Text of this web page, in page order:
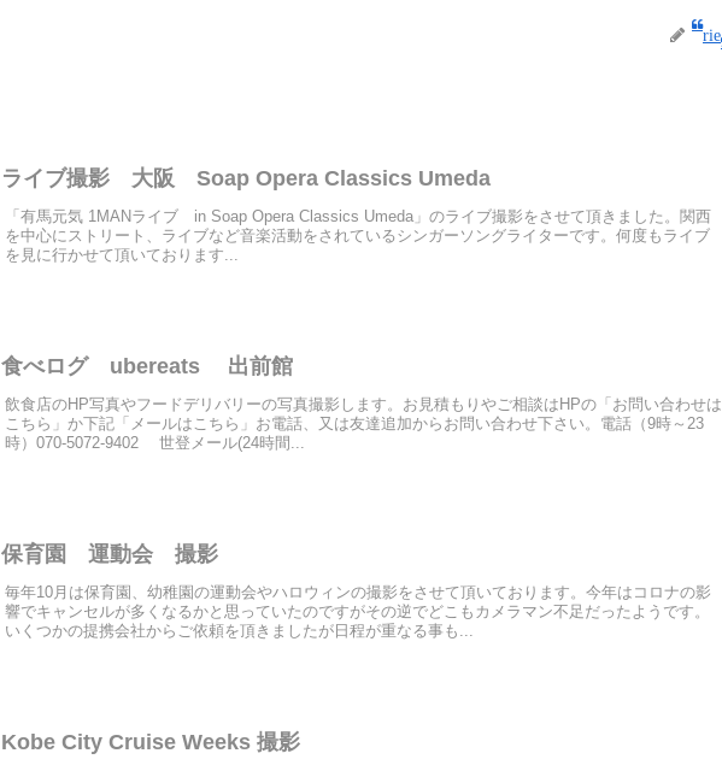
rie
ライブ撮影 大阪 Soap Opera Classics Umeda
「有馬元気 1MANライブ in Soap Opera Classics Umeda」のライブ撮影をさせて頂きました。関西
を中心にストリート、ライブなど音楽活動をされているシンガーソングライターです。何度もライブ
を見に行かせて頂いております...
食べログ ubereats 出前館
飲食店のHP写真やフードデリバリーの写真撮影します。お見積もりやご相談はHPの「お問い合わせは
こちら」か下記「メールはこちら」お電話、又は友達追加からお問い合わせ下さい。電話（9時～23
時）070-5072-9402 世登メール(24時間...
保育園 運動会 撮影
毎年10月は保育園、幼稚園の運動会やハロウィンの撮影をさせて頂いております。今年はコロナの影
響でキャンセルが多くなるかと思っていたのですがその逆でどこもカメラマン不足だったようです。
いくつかの提携会社からご依頼を頂きましたが日程が重なる事も...
Kobe City Cruise Weeks 撮影